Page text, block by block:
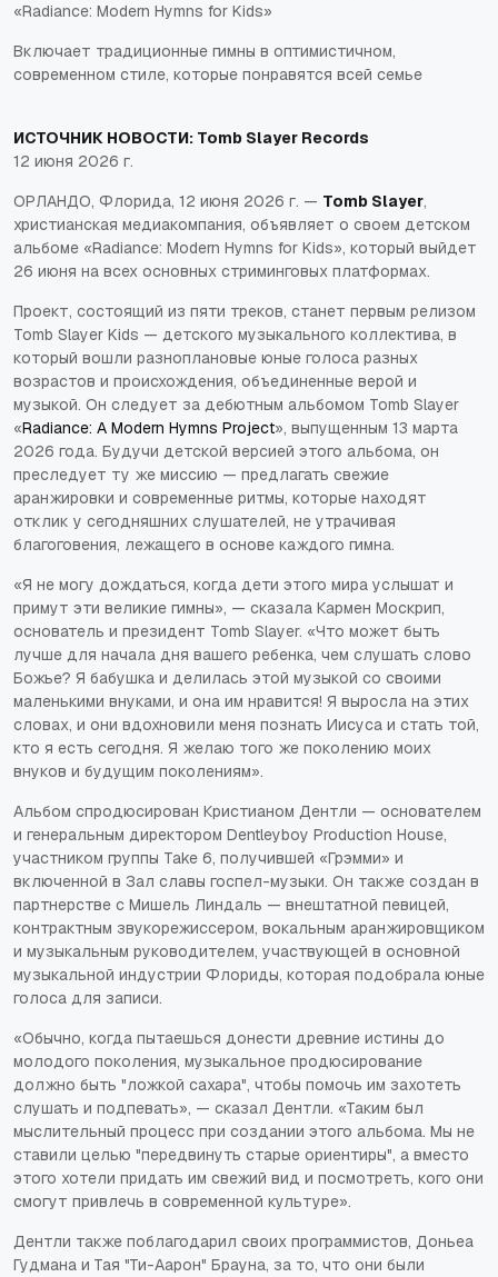
«Radiance: Modern Hymns for Kids»
Включает традиционные гимны в оптимистичном,
современном стиле, которые понравятся всей семье
ИСТОЧНИК НОВОСТИ: Tomb Slayer Records
12 июня 2026 г.
ОРЛАНДО, Флорида, 12 июня 2026 г. — Tomb Slayer,
христианская медиакомпания, объявляет о своем детском
альбоме «Radiance: Modern Hymns for Kids», который выйдет
26 июня на всех основных стриминговых платформах.
Проект, состоящий из пяти треков, станет первым релизом
Tomb Slayer Kids — детского музыкального коллектива, в
который вошли разноплановые юные голоса разных
возрастов и происхождения, объединенные верой и
музыкой. Он следует за дебютным альбомом Tomb Slayer
«Radiance: A Modern Hymns Project», выпущенным 13 марта
2026 года. Будучи детской версией этого альбома, он
преследует ту же миссию — предлагать свежие
аранжировки и современные ритмы, которые находят
отклик у сегодняшних слушателей, не утрачивая
благоговения, лежащего в основе каждого гимна.
«Я не могу дождаться, когда дети этого мира услышат и
примут эти великие гимны», — сказала Кармен Москрип,
основатель и президент Tomb Slayer. «Что может быть
лучше для начала дня вашего ребенка, чем слушать слово
Божье? Я бабушка и делилась этой музыкой со своими
маленькими внуками, и она им нравится! Я выросла на этих
словах, и они вдохновили меня познать Иисуса и стать той,
кто я есть сегодня. Я желаю того же поколению моих
внуков и будущим поколениям».
Альбом спродюсирован Кристианом Дентли — основателем
и генеральным директором Dentleyboy Production House,
участником группы Take 6, получившей «Грэмми» и
включенной в Зал славы госпел-музыки. Он также создан в
партнерстве с Мишель Линдаль — внештатной певицей,
контрактным звукорежиссером, вокальным аранжировщиком
и музыкальным руководителем, участвующей в основной
музыкальной индустрии Флориды, которая подобрала юные
голоса для записи.
«Обычно, когда пытаешься донести древние истины до
молодого поколения, музыкальное продюсирование
должно быть "ложкой сахара", чтобы помочь им захотеть
слушать и подпевать», — сказал Дентли. «Таким был
мыслительный процесс при создании этого альбома. Мы не
ставили целью "передвинуть старые ориентиры", а вместо
этого хотели придать им свежий вид и посмотреть, кого они
смогут привлечь в современной культуре».
Дентли также поблагодарил своих программистов, Доньеа
Гудмана и Тая "Ти-Аарон" Брауна, за то, что они были